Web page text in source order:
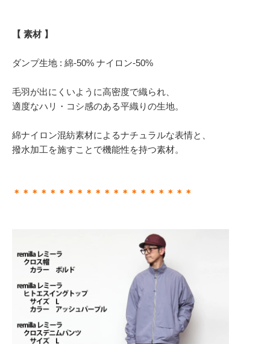
【 素材 】
ダンプ生地 : 綿-50% ナイロン-50%
毛羽が出にくいように高密度で織られ、
適度なハリ・コシ感のある平織りの生地。
綿ナイロン混紡素材によるナチュラルな表情と、
撥水加工を施すことで機能性を持つ素材。
＊＊＊＊＊＊＊＊＊＊＊＊＊＊＊＊＊＊＊＊